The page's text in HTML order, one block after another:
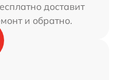
доставит
и обратно.